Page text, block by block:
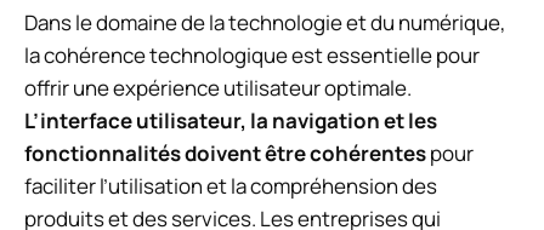
Dans le domaine de la technologie et du numérique,
la cohérence technologique est essentielle pour
offrir une expérience utilisateur optimale.
L’interface utilisateur, la navigation et les
fonctionnalités doivent être cohérentespour
faciliter l’utilisation et la compréhension des
produits et des services. Les entreprises qui